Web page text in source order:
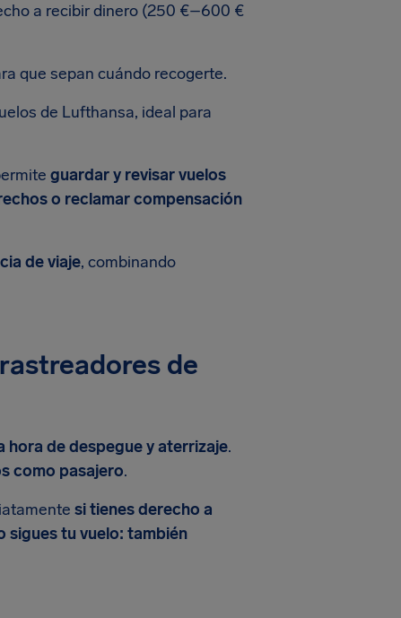
a recibir dinero (250 €–600 €
que sepan cuándo recogerte.
de Lufthansa, ideal para
guardar y revisar vuelos
o reclamar compensación
de viaje, combinando
de
hora de despegue y aterrizaje.
como pasajero.
si tienes derecho a
sigues tu vuelo: también